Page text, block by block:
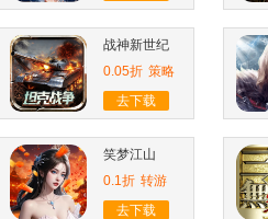
战神新世纪
0.05折 策略
去下载
笑梦江山
0.1折 转游
去下载